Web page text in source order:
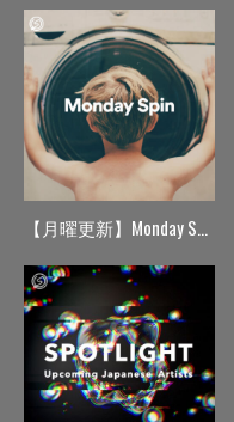
【月曜更新】Monday Spin